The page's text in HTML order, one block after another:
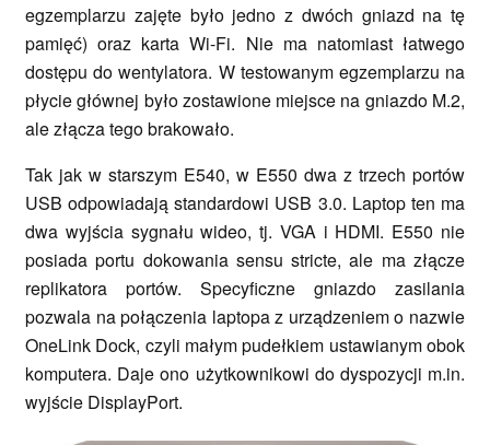
egzemplarzu zajęte było jedno z dwóch gniazd na tę
pamięć) oraz karta Wi-Fi. Nie ma natomiast łatwego
dostępu do wentylatora. W testowanym egzemplarzu na
płycie głównej było zostawione miejsce na gniazdo M.2,
ale złącza tego brakowało.
Tak jak w starszym E540, w E550 dwa z trzech portów
USB odpowiadają standardowi USB 3.0. Laptop ten ma
dwa wyjścia sygnału wideo, tj. VGA i HDMI. E550 nie
posiada portu dokowania sensu stricte, ale ma złącze
replikatora portów. Specyficzne gniazdo zasilania
pozwala na połączenia laptopa z urządzeniem o nazwie
OneLink Dock, czyli małym pudełkiem ustawianym obok
komputera. Daje ono użytkownikowi do dyspozycji m.in.
wyjście DisplayPort.